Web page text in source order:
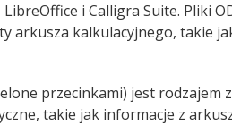
i Calligra Suite. Pliki
arkusza kalkulacyjnego, takie
przecinkami) jest rodzajem
takie jak informacje z